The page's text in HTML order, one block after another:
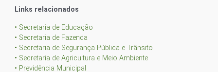
Links relacionados
• Secretaria de Educação
• Secretaria de Fazenda
• Secretaria de Segurança Pública e Trânsito
• Secretaria de Agricultura e Meio Ambiente
• Previdência Municipal